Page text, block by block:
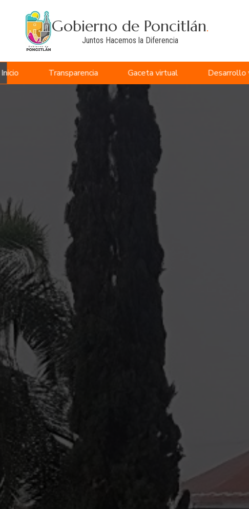
Gobierno de Poncitlán.
Juntos Hacemos la Diferencia
Inicio Transparencia Gaceta virtual Desarrollo